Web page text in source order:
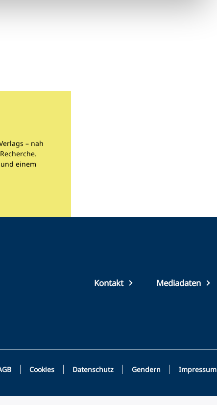
– nah
einem
Top
Kontakt Mediadaten
Cookies Datenschutz Gendern Impressum